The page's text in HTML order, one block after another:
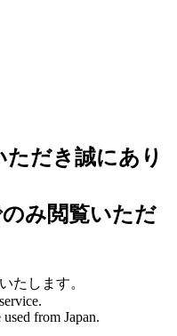
だき誠にあり
み閲覧いただ
たします。
from Japan.